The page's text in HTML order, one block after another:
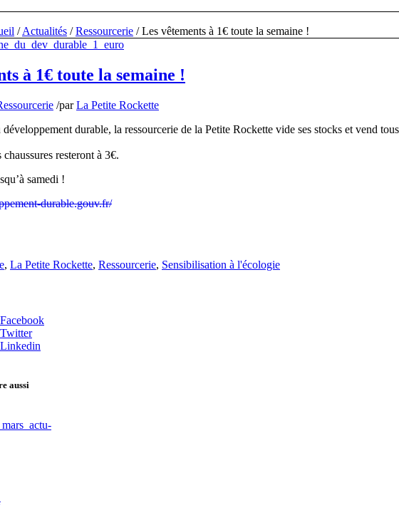
/ Actualités / Ressourcerie / Les vêtements à 1€ toute la semaine !
à 1€ toute la semaine !
/parLa Petite Rockette
durable, la ressourcerie de la Petite Rockette vide ses stocks et vend
chaussures resteront à 3€.
samedi !
durable.gouv.fr/
, La Petite Rockette, Ressourcerie, Sensibilisation à l'écologie
aussi